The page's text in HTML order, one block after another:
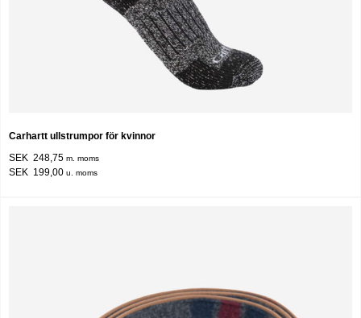
Carhartt ullstrumpor för kvinnor
SEK 248,75 m. moms
SEK 199,00 u. moms